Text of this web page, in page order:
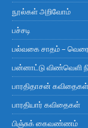
நூல்கள் அறிவோம்
பச்சடி
பல்வகை சாதம் –
பன்னாட்டு விண்வெளி
பாரதிதாசன் கவிதைகள்
பாரதியார் கவிதைகள்
பிஞ்சுக் கைவண்ணம்